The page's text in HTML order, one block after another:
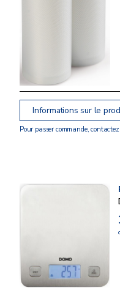
Informations sur le
Pour passer commande,